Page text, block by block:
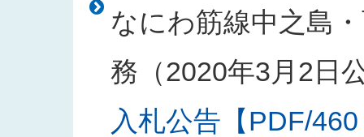
なにわ筋線中之島
務（2020年3月2日
入札公告【PDF/